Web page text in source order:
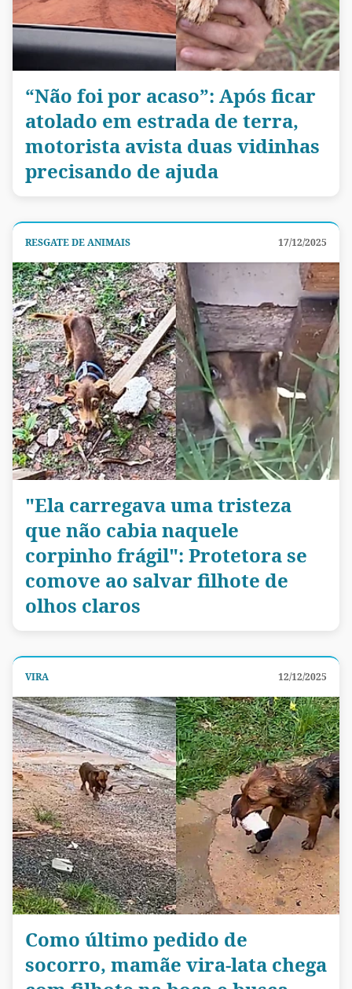
“Não foi por acaso”: Após ficar
atolado em estrada de terra,
motorista avista duas vidinhas
precisando de ajuda
RESGATE DE ANIMAIS 17/12/2025
"Ela carregava uma tristeza
que não cabia naquele
corpinho frágil": Protetora se
comove ao salvar filhote de
olhos claros
VIRA 12/12/2025
Como último pedido de
socorro, mamãe vira-lata chega